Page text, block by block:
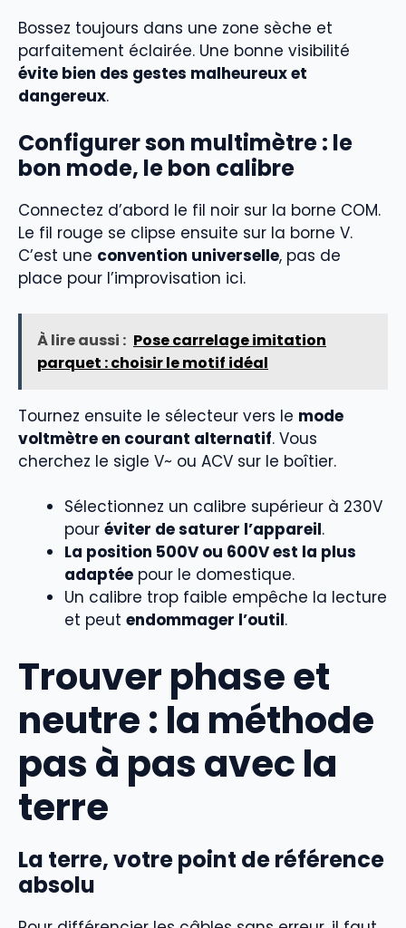
Bossez toujours dans une zone sèche et
parfaitement éclairée. Une bonne visibilité
évite bien des gestes malheureux et
dangereux.
Configurer son multimètre : le
bon mode, le bon calibre
Connectez d’abord le fil noir sur la borne COM.
Le fil rouge se clipse ensuite sur la borne V.
C’est une convention universelle, pas de
place pour l’improvisation ici.
À lire aussi : Pose carrelage imitation
parquet : choisir le motif idéal
Tournez ensuite le sélecteur vers le mode
voltmètre en courant alternatif. Vous
cherchez le sigle V~ ou ACV sur le boîtier.
Sélectionnez un calibre supérieur à 230V
pour éviter de saturer l’appareil.
La position 500V ou 600V est la plus
adaptée pour le domestique.
Un calibre trop faible empêche la lecture
et peut endommager l’outil.
Trouver phase et
neutre : la méthode
pas à pas avec la
terre
La terre, votre point de référence
absolu